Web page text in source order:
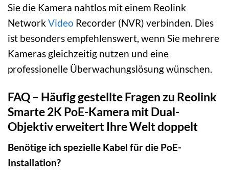
Sie die Kamera nahtlos mit einem Reolink
NetworkVideo Recorder (NVR) verbinden. Dies
ist besonders empfehlenswert, wenn Sie mehrere
Kameras gleichzeitig nutzen und eine
professionelle Überwachungslösung wünschen.
FAQ – Häufig gestellte Fragen zu Reolink
Smarte 2K PoE-Kamera mit Dual-
Objektiv erweitert Ihre Welt doppelt
Benötige ich spezielle Kabel für die PoE-
Installation?